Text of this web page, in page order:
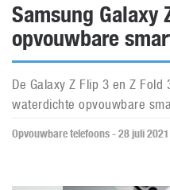
Samsung Galaxy
opvouwbare
De Galaxy Z Flip 3 en Z
waterdichte opvouwbare
Opvouwbare telefoons - 28 juli 2021